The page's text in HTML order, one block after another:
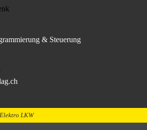
Abrollkipper 3382
LKW
LKW
& Steuerung